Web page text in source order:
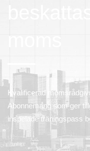
moms
Kvalificerad
Abonnemang som ger
inspelade träningspass